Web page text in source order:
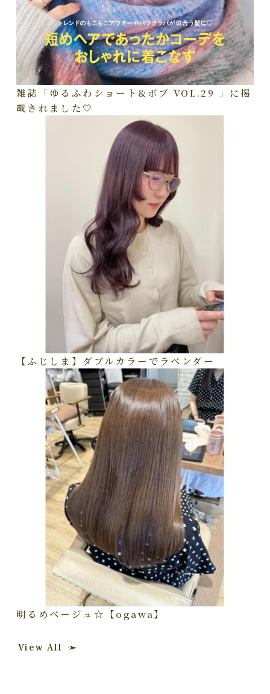
雑誌「ゆるふわショート&ボブ VOL.29 」に掲
載されました🤍
【ふじしま】ダブルカラーでラベンダー
明るめベージュ☆【ogawa】
View All